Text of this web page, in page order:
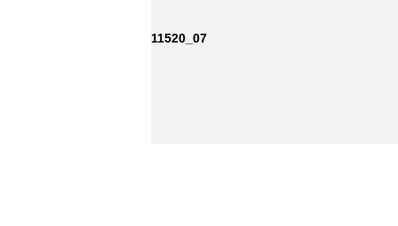
11520_07